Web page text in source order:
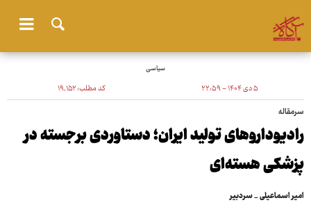
سیاسی
۵ دی ۱۴۰۴ - ۲۲:۵۹ کد مطلب:۱۹٬۱۵۲
سرمقاله
رادیوداروهای تولید ایران؛ دستاوردی برجسته در
پزشکی هسته‌ای
امیر اسماعیلی _ سردبیر